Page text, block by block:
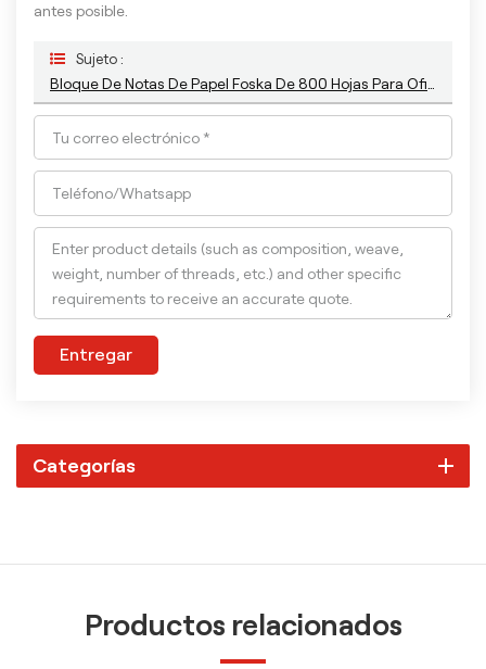
antes posible.
Sujeto :
Entregar
Categorías
Productos relacionados